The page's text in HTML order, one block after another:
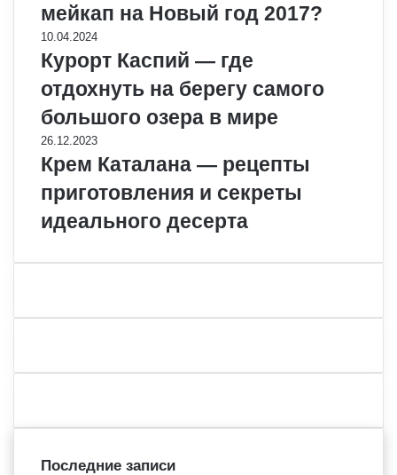
мейкап на Новый год 2017?
10.04.2024
Курорт Каспий — где
отдохнуть на берегу самого
большого озера в мире
26.12.2023
Крем Каталана — рецепты
приготовления и секреты
идеального десерта
Последние записи